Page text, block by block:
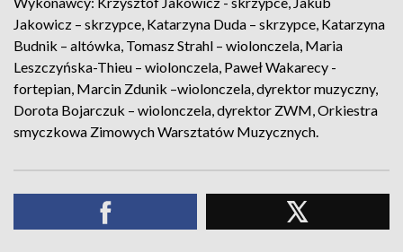
Jakowicz – skrzypce, Katarzyna Duda – skrzypce, Katarzyna
Budnik – altówka, Tomasz Strahl – wiolonczela, Maria
Leszczyńska-Thieu – wiolonczela, Paweł Wakarecy -
fortepian, Marcin Zdunik –wiolonczela, dyrektor muzyczny,
Dorota Bojarczuk – wiolonczela, dyrektor ZWM, Orkiestra
smyczkowa Zimowych Warsztatów Muzycznych.